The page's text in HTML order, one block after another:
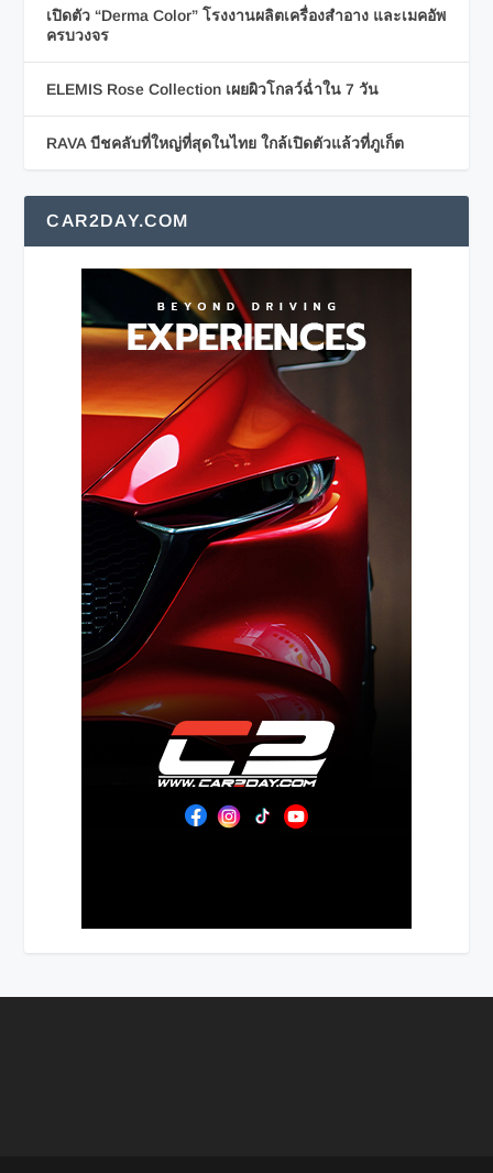
เปิดตัว “Derma Color” โรงงานผลิตเครื่องสำอาง และเมคอัพ
ครบวงจร
ELEMIS Rose Collection เผยผิวโกลว์ฉ่ำใน 7 วัน
RAVA บีชคลับที่ใหญ่ที่สุดในไทย ใกล้เปิดตัวแล้วที่ภูเก็ต
CAR2DAY.COM